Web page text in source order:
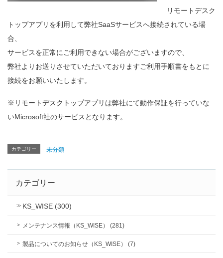
リモートデスク
トップアプリを利用して弊社SaaSサービスへ接続されている場
合、
サービスを正常にご利用できない場合がございますので、
弊社よりお送りさせていただいておりますご利用手順書をもとに
接続をお願いいたします。
※リモートデスクトップアプリは弊社にて動作保証を行っていな
いMicrosoft社のサービスとなります。
カテゴリー 未分類
カテゴリー
KS_WISE (300)
メンテナンス情報（KS_WISE） (281)
製品についてのお知らせ（KS_WISE） (7)